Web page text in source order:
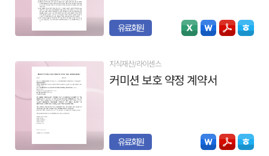
유료회원
지식재산/라이센스
커미션 보호 약정 계약서
유료회원